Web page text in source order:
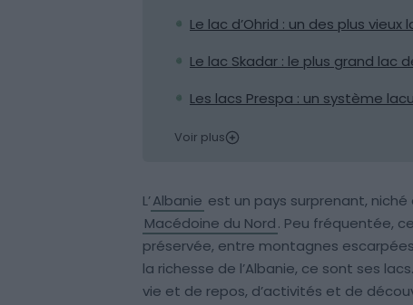
Le lac d’Ohrid : un des plus
Le lac Skadar : le plus grand lac
Les lacs Prespa : un système
Voir plus
L’Albanie est un pays surprenant, niché
Macédoine du Nord. Peu fréquentée,
préservée, entre montagnes
la richesse de l’Albanie, ce sont ses
vie et de repos, d’activités et de